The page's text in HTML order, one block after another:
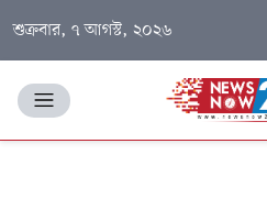
শুক্রবার, ৭ আগস্ট, ২০২৬